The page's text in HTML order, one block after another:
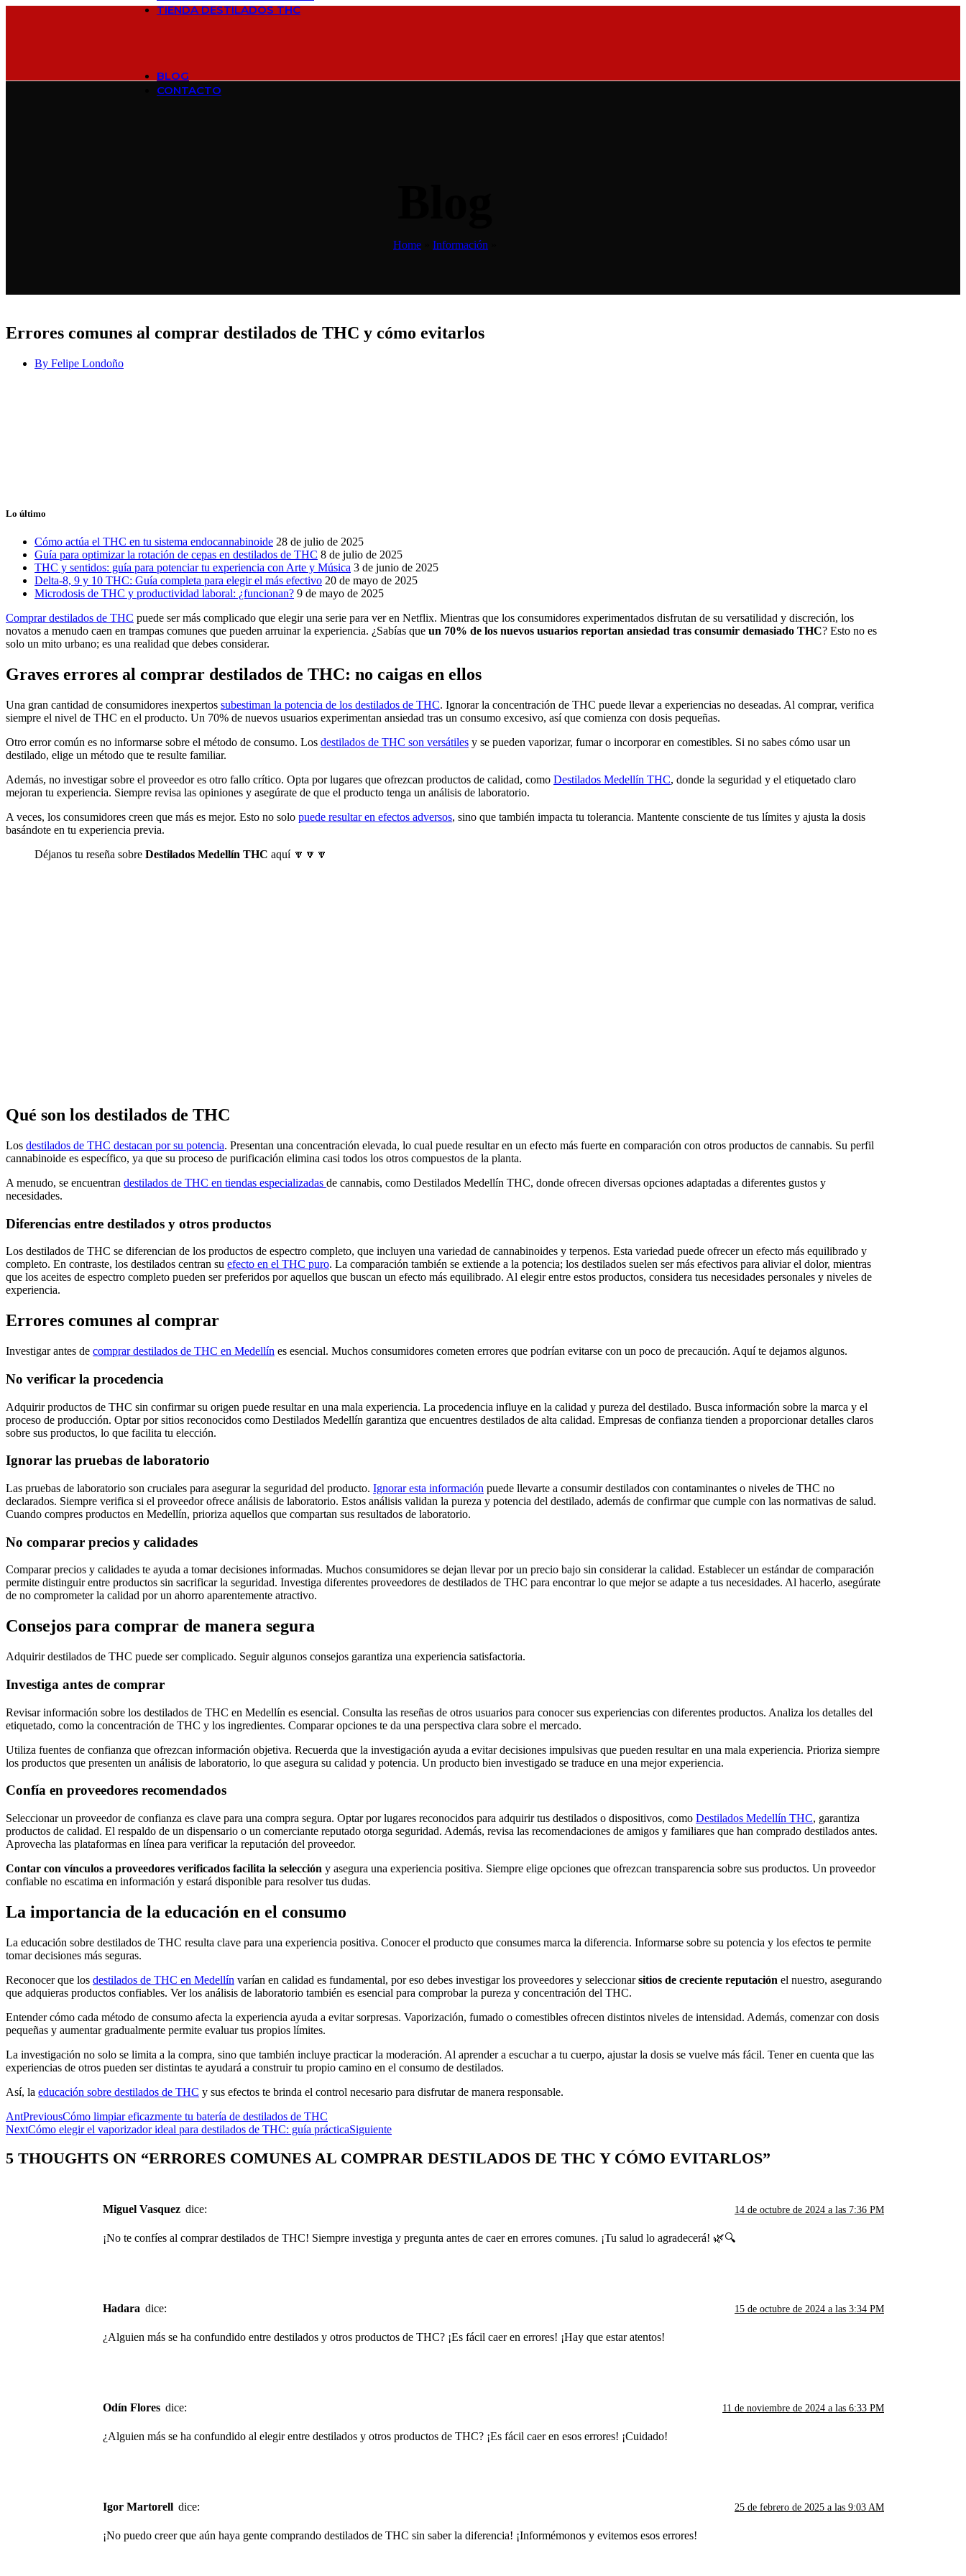
TIENDA DESTILADOS THC
BLOG
CONTACTO
Home Información
Errores comunes al comprar destilados de THC y cómo evitarlos
By Felipe Londoño
Lo último
Cómo actúa el THC en tu sistema endocannabinoide 28 de julio de 2025
Guía para optimizar la rotación de cepas en destilados de THC 8 de julio de 2025
THC y sentidos: guía para potenciar tu experiencia con Arte y Música 3 de junio de 2025
Delta-8, 9 y 10 THC: Guía completa para elegir el más efectivo 20 de mayo de 2025
Microdosis de THC y productividad laboral: ¿funcionan? 9 de mayo de 2025
Comprar destilados de THC puede ser más complicado que elegir una serie para ver en Netflix. Mientras que los consumidores experimentados disfrutan de su versatilidad y discreción, los
novatos a menudo caen en trampas comunes que pueden arruinar la experiencia. ¿Sabías que un 70% de los nuevos usuarios reportan ansiedad tras consumir demasiado THC? Esto no es
solo un mito urbano; es una realidad que debes considerar.
Graves errores al comprar destilados de THC: no caigas en ellos
Una gran cantidad de consumidores inexpertos subestiman la potencia de los destilados de THC. Ignorar la concentración de THC puede llevar a experiencias no deseadas. Al comprar, verifica
siempre el nivel de THC en el producto. Un 70% de nuevos usuarios experimentan ansiedad tras un consumo excesivo, así que comienza con dosis pequeñas.
Otro error común es no informarse sobre el método de consumo. Los destilados de THC son versátiles y se pueden vaporizar, fumar o incorporar en comestibles. Si no sabes cómo usar un
destilado, elige un método que te resulte familiar.
Además, no investigar sobre el proveedor es otro fallo crítico. Opta por lugares que ofrezcan productos de calidad, como Destilados Medellín THC, donde la seguridad y el etiquetado claro
mejoran tu experiencia. Siempre revisa las opiniones y asegúrate de que el producto tenga un análisis de laboratorio.
A veces, los consumidores creen que más es mejor. Esto no solo puede resultar en efectos adversos, sino que también impacta tu tolerancia. Mantente consciente de tus límites y ajusta la dosis
basándote en tu experiencia previa.
Déjanos tu reseña sobre Destilados Medellín THC aquí 🔽🔽🔽
Qué son los destilados de THC
Los destilados de THC destacan por su potencia. Presentan una concentración elevada, lo cual puede resultar en un efecto más fuerte en comparación con otros productos de cannabis. Su perfil
cannabinoide es específico, ya que su proceso de purificación elimina casi todos los otros compuestos de la planta.
A menudo, se encuentran destilados de THC en tiendas especializadas de cannabis, como Destilados Medellín THC, donde ofrecen diversas opciones adaptadas a diferentes gustos y
necesidades.
Diferencias entre destilados y otros productos
Los destilados de THC se diferencian de los productos de espectro completo, que incluyen una variedad de cannabinoides y terpenos. Esta variedad puede ofrecer un efecto más equilibrado y
completo. En contraste, los destilados centran su efecto en el THC puro. La comparación también se extiende a la potencia; los destilados suelen ser más efectivos para aliviar el dolor, mientras
que los aceites de espectro completo pueden ser preferidos por aquellos que buscan un efecto más equilibrado. Al elegir entre estos productos, considera tus necesidades personales y niveles de
experiencia.
Errores comunes al comprar
Investigar antes de comprar destilados de THC en Medellín es esencial. Muchos consumidores cometen errores que podrían evitarse con un poco de precaución. Aquí te dejamos algunos.
No verificar la procedencia
Adquirir productos de THC sin confirmar su origen puede resultar en una mala experiencia. La procedencia influye en la calidad y pureza del destilado. Busca información sobre la marca y el
proceso de producción. Optar por sitios reconocidos como Destilados Medellín garantiza que encuentres destilados de alta calidad. Empresas de confianza tienden a proporcionar detalles claros
sobre sus productos, lo que facilita tu elección.
Ignorar las pruebas de laboratorio
Las pruebas de laboratorio son cruciales para asegurar la seguridad del producto. Ignorar esta información puede llevarte a consumir destilados con contaminantes o niveles de THC no
declarados. Siempre verifica si el proveedor ofrece análisis de laboratorio. Estos análisis validan la pureza y potencia del destilado, además de confirmar que cumple con las normativas de salud.
Cuando compres productos en Medellín, prioriza aquellos que compartan sus resultados de laboratorio.
No comparar precios y calidades
Comparar precios y calidades te ayuda a tomar decisiones informadas. Muchos consumidores se dejan llevar por un precio bajo sin considerar la calidad. Establecer un estándar de comparación
permite distinguir entre productos sin sacrificar la seguridad. Investiga diferentes proveedores de destilados de THC para encontrar lo que mejor se adapte a tus necesidades. Al hacerlo, asegúrate
de no comprometer la calidad por un ahorro aparentemente atractivo.
Consejos para comprar de manera segura
Adquirir destilados de THC puede ser complicado. Seguir algunos consejos garantiza una experiencia satisfactoria.
Investiga antes de comprar
Revisar información sobre los destilados de THC en Medellín es esencial. Consulta las reseñas de otros usuarios para conocer sus experiencias con diferentes productos. Analiza los detalles del
etiquetado, como la concentración de THC y los ingredientes. Comparar opciones te da una perspectiva clara sobre el mercado.
Utiliza fuentes de confianza que ofrezcan información objetiva. Recuerda que la investigación ayuda a evitar decisiones impulsivas que pueden resultar en una mala experiencia. Prioriza siempre
los productos que presenten un análisis de laboratorio, lo que asegura su calidad y potencia. Un producto bien investigado se traduce en una mejor experiencia.
Confía en proveedores recomendados
Seleccionar un proveedor de confianza es clave para una compra segura. Optar por lugares reconocidos para adquirir tus destilados o dispositivos, como Destilados Medellín THC, garantiza
productos de calidad. El respaldo de un dispensario o un comerciante reputado otorga seguridad. Además, revisa las recomendaciones de amigos y familiares que han comprado destilados antes.
Aprovecha las plataformas en línea para verificar la reputación del proveedor.
Contar con vínculos a proveedores verificados facilita la selección y asegura una experiencia positiva. Siempre elige opciones que ofrezcan transparencia sobre sus productos. Un proveedor
confiable no escatima en información y estará disponible para resolver tus dudas.
La importancia de la educación en el consumo
La educación sobre destilados de THC resulta clave para una experiencia positiva. Conocer el producto que consumes marca la diferencia. Informarse sobre su potencia y los efectos te permite
tomar decisiones más seguras.
Reconocer que los destilados de THC en Medellín varían en calidad es fundamental, por eso debes investigar los proveedores y seleccionarsitios de creciente reputación el nuestro, asegurando
que adquieras productos confiables. Ver los análisis de laboratorio también es esencial para comprobar la pureza y concentración del THC.
Entender cómo cada método de consumo afecta la experiencia ayuda a evitar sorpresas. Vaporización, fumado o comestibles ofrecen distintos niveles de intensidad. Además, comenzar con dosis
pequeñas y aumentar gradualmente permite evaluar tus propios límites.
La investigación no solo se limita a la compra, sino que también incluye practicar la moderación. Al aprender a escuchar a tu cuerpo, ajustar la dosis se vuelve más fácil. Tener en cuenta que las
experiencias de otros pueden ser distintas te ayudará a construir tu propio camino en el consumo de destilados.
Así, la educación sobre destilados de THC y sus efectos te brinda el control necesario para disfrutar de manera responsable.
AntPreviousCómo limpiar eficazmente tu batería de destilados de THC
NextCómo elegir el vaporizador ideal para destilados de THC: guía prácticaSiguiente
5 THOUGHTS ON “ERRORES COMUNES AL COMPRAR DESTILADOS DE THC Y CÓMO EVITARLOS”
Miguel Vasquez dice: 14 de octubre de 2024 a las 7:36 PM
¡No te confíes al comprar destilados de THC! Siempre investiga y pregunta antes de caer en errores comunes. ¡Tu salud lo agradecerá! 🌿🔍
Hadara dice: 15 de octubre de 2024 a las 3:34 PM
¿Alguien más se ha confundido entre destilados y otros productos de THC? ¡Es fácil caer en errores! ¡Hay que estar atentos!
Odín Flores dice: 11 de noviembre de 2024 a las 6:33 PM
¿Alguien más se ha confundido al elegir entre destilados y otros productos de THC? ¡Es fácil caer en esos errores! ¡Cuidado!
Igor Martorell dice: 25 de febrero de 2025 a las 9:03 AM
¡No puedo creer que aún haya gente comprando destilados de THC sin saber la diferencia! ¡Informémonos y evitemos esos errores!